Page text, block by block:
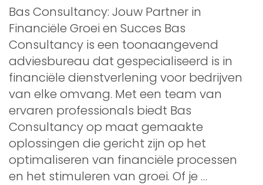
Bas Consultancy: Jouw Partner in
Financiële Groei en Succes Bas
Consultancy is een toonaangevend
adviesbureau dat gespecialiseerd is in
financiële dienstverlening voor bedrijven
van elke omvang. Met een team van
ervaren professionals biedt Bas
Consultancy op maat gemaakte
oplossingen die gericht zijn op het
optimaliseren van financiële processen
en het stimuleren van groei. Of je …